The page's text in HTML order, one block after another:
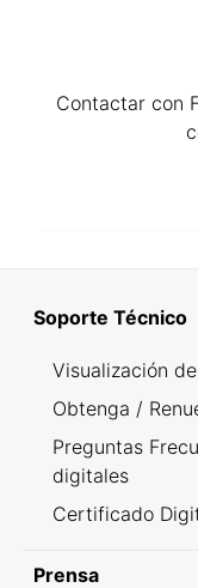
Contactar con
Soporte Técnico
Visualización
Obtenga /
Preguntas
digitales
Certificado
Prensa